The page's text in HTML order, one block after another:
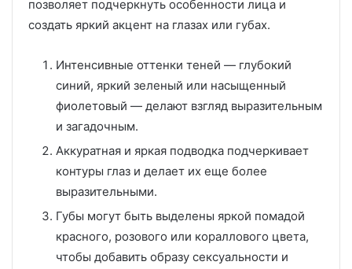
позволяет подчеркнуть особенности лица и
создать яркий акцент на глазах или губах.
Интенсивные оттенки теней — глубокий
синий, яркий зеленый или насыщенный
фиолетовый — делают взгляд выразительным
и загадочным.
Аккуратная и яркая подводка подчеркивает
контуры глаз и делает их еще более
выразительными.
Губы могут быть выделены яркой помадой
красного, розового или кораллового цвета,
чтобы добавить образу сексуальности и